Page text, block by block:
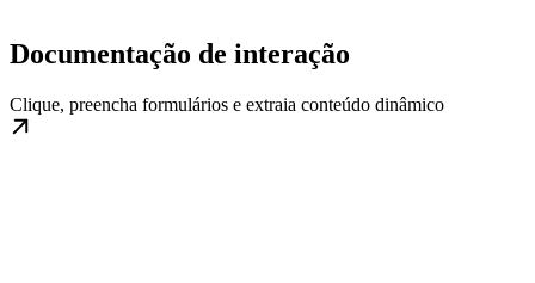
Documentação de interação
Clique, preencha formulários e extraia conteúdo dinâmico